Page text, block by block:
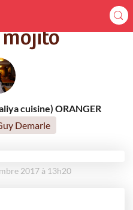
mojito
cuisine) ORANGER
Demarle
2017 à 13h20